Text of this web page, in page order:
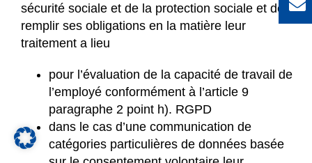
sécurité sociale et de la protection sociale et de
remplir ses obligations en la matière leur
traitement a lieu
pour l’évaluation de la capacité de travail de
l’employé conformément à l’article 9
paragraphe 2 point h). RGPD
dans le cas d’une communication de
catégories particulières de données basée